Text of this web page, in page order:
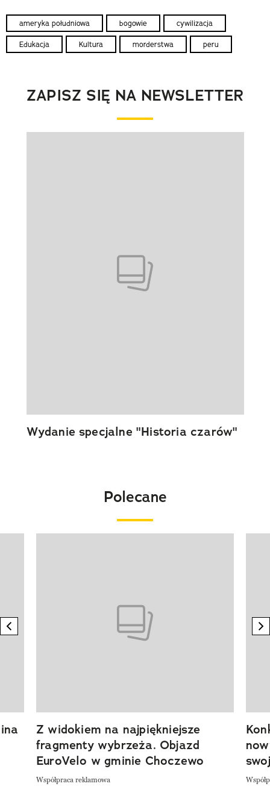
ameryka południowa bogowie cywilizacja
Edukacja Kultura morderstwa peru
ZAPISZ SIĘ NA NEWSLETTER
Wydanie specjalne "Historia czarów"
Polecane
previous element
Z widokiem na najpiękniejsze
fragmenty wybrzeża. Objazd
EuroVelo w gminie Choczewo
Współpraca reklamowa